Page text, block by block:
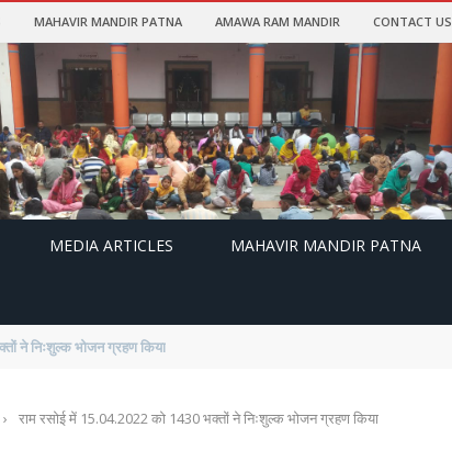
MAHAVIR MANDIR PATNA AMAWA RAM MANDIR CONTACT US
MEDIA ARTICLES MAHAVIR MANDIR PATNA
भोजन ग्रहण किया
› राम रसोई में 15.04.2022 को 1430 भक्तों ने निःशुल्क भोजन ग्रहण किया